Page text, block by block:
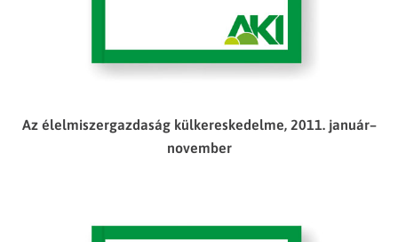
Az élelmiszergazdaság külkereskedelme, 2011. január–
november